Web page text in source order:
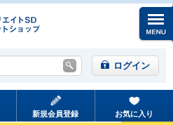
ログイン
新規会員登録 お気に入り